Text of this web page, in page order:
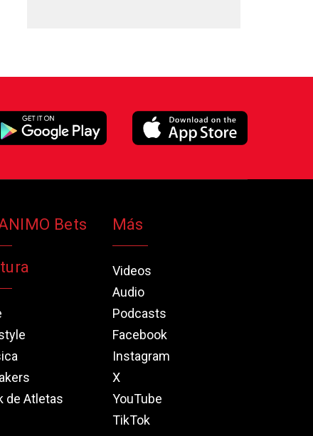
Bets
de Atletas
Más
Videos
Audio
Podcasts
Facebook
Instagram
X
YouTube
TikTok